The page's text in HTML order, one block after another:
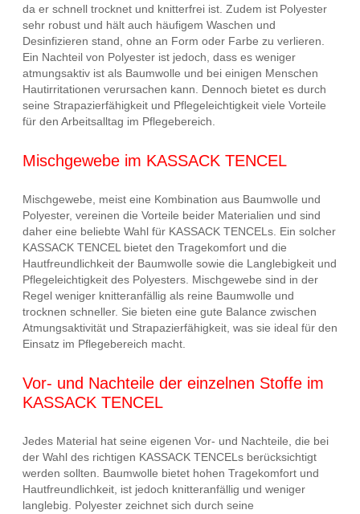
da er schnell trocknet und knitterfrei ist. Zudem ist Polyester
sehr robust und hält auch häufigem Waschen und
Desinfizieren stand, ohne an Form oder Farbe zu verlieren.
Ein Nachteil von Polyester ist jedoch, dass es weniger
atmungsaktiv ist als Baumwolle und bei einigen Menschen
Hautirritationen verursachen kann. Dennoch bietet es durch
seine Strapazierfähigkeit und Pflegeleichtigkeit viele Vorteile
für den Arbeitsalltag im Pflegebereich.
Mischgewebe im KASSACK TENCEL
Mischgewebe, meist eine Kombination aus Baumwolle und
Polyester, vereinen die Vorteile beider Materialien und sind
daher eine beliebte Wahl für KASSACK TENCELs. Ein solcher
KASSACK TENCEL bietet den Tragekomfort und die
Hautfreundlichkeit der Baumwolle sowie die Langlebigkeit und
Pflegeleichtigkeit des Polyesters. Mischgewebe sind in der
Regel weniger knitteranfällig als reine Baumwolle und
trocknen schneller. Sie bieten eine gute Balance zwischen
Atmungsaktivität und Strapazierfähigkeit, was sie ideal für den
Einsatz im Pflegebereich macht.
Vor- und Nachteile der einzelnen Stoffe im
KASSACK TENCEL
Jedes Material hat seine eigenen Vor- und Nachteile, die bei
der Wahl des richtigen KASSACK TENCELs berücksichtigt
werden sollten. Baumwolle bietet hohen Tragekomfort und
Hautfreundlichkeit, ist jedoch knitteranfällig und weniger
langlebig. Polyester zeichnet sich durch seine